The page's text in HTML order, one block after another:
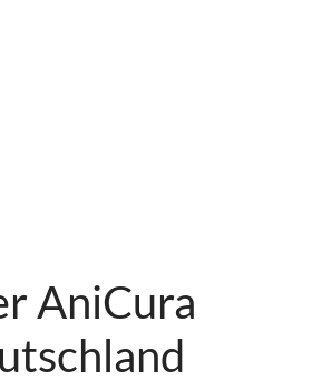
AniCura